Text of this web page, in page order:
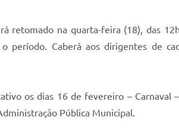
retomado na quarta-feira (18), das
período. Caberá aos dirigentes de
os dias 16 de fevereiro – Carnaval
Pública Municipal.